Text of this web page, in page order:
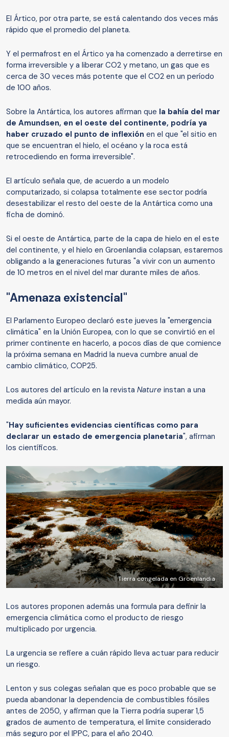
El Ártico, por otra parte, se está calentando dos veces más
rápido que el promedio del planeta.
Y el permafrost en el Ártico ya ha comenzado a derretirse en
forma irreversible y a liberar CO2 y metano, un gas que es
cerca de 30 veces más potente que el CO2 en un período
de 100 años.
Sobre la Antártica, los autores afirman que la bahía del mar
de Amundsen, en el oeste del continente, podría ya
haber cruzado el punto de inflexión en el que "el sitio en
que se encuentran el hielo, el océano y la roca está
retrocediendo en forma irreversible".
El artículo señala que, de acuerdo a un modelo
computarizado, si colapsa totalmente ese sector podría
desestabilizar el resto del oeste de la Antártica como una
ficha de dominó.
Si el oeste de Antártica, parte de la capa de hielo en el este
del continente, y el hielo en Groenlandia colapsan, estaremos
obligando a la generaciones futuras "a vivir con un aumento
de 10 metros en el nivel del mar durante miles de años.
"Amenaza existencial"
El Parlamento Europeo declaró este jueves la "emergencia
climática" en la Unión Europea, con lo que se convirtió en el
primer continente en hacerlo, a pocos días de que comience
la próxima semana en Madrid la nueva cumbre anual de
cambio climático, COP25.
Los autores del artículo en la revista Nature instan a una
medida aún mayor.
"Hay suficientes evidencias científicas como para
declarar un estado de emergencia planetaria", afirman
los científicos.
Tierra congelada en Groenlandia
Los autores proponen además una formula para definir la
emergencia climática como el producto de riesgo
multiplicado por urgencia.
La urgencia se refiere a cuán rápido lleva actuar para reducir
un riesgo.
Lenton y sus colegas señalan que es poco probable que se
pueda abandonar la dependencia de combustibles fósiles
antes de 2050, y afirman que la Tierra podría superar 1,5
grados de aumento de temperatura, el límite considerado
más seguro por el IPPC, para el año 2040.